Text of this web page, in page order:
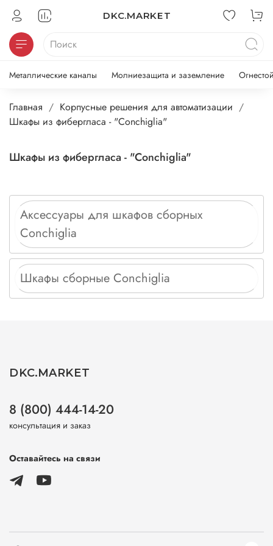
DKC.MARKET
Металлические каналы Молниезащита и заземление
Главная
Корпусные решения для автоматизации
Шкафы из фибергласа - "Conchiglia"
Шкафы из фибергласа - "Conchiglia"
Аксессуары для шкафов сборных
Conchiglia
Шкафы сборные Conchiglia
DKC.MARKET
8 (800) 444-14-20
консультация и заказ
Оставайтесь на связи